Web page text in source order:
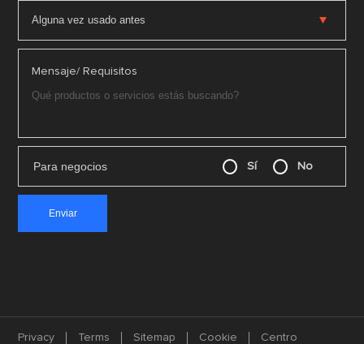
Mensaje/ Requisitos
Para negocios Sí No
Privacy Terms Sitemap Cookie
Centro